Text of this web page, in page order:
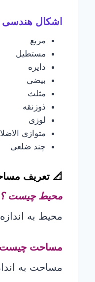
اشکال هندسی
مربع
مستطیل
دایره
بیضی
مثلث
ذوزنقه
لوزی
متوازی
چند ضلعی
📐 تعریف
محیط چیست ؟
محیط به
مساحت
مساحت به